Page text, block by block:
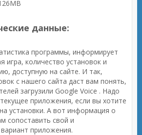
данные:
программы, информирует
игра, количество установок и
доступную на сайте. И так,
с нашего сайта даст вам понять,
загрузили Google Voice . Надо
приложения, если вы хотите
установки. А вот информация о
сопоставить свой и
приложения.